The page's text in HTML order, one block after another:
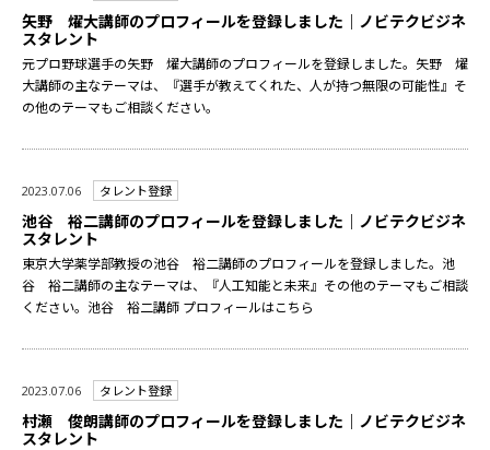
矢野 燿大講師のプロフィールを登録しました｜ノビテクビジネ
スタレント
元プロ野球選手の矢野 燿大講師のプロフィールを登録しました。矢野 燿
大講師の主なテーマは、『選手が教えてくれた、人が持つ無限の可能性』そ
の他のテーマもご相談ください。
2023.07.06 タレント登録
池谷 裕二講師のプロフィールを登録しました｜ノビテクビジネ
スタレント
東京大学薬学部教授の池谷 裕二講師のプロフィールを登録しました。池
谷 裕二講師の主なテーマは、『人工知能と未来』その他のテーマもご相談
ください。池谷 裕二講師 プロフィールはこちら
2023.07.06 タレント登録
村瀬 俊朗講師のプロフィールを登録しました｜ノビテクビジネ
スタレント